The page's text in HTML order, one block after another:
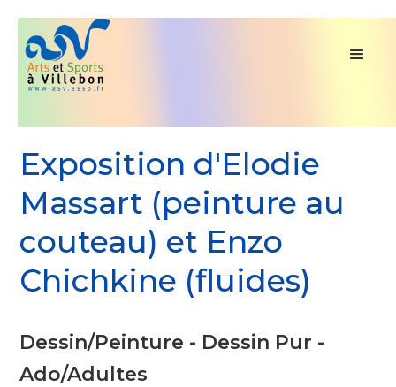
Exposition d'Elodie
Massart (peinture au
couteau) et Enzo
Chichkine (fluides)
Dessin/Peinture - Dessin Pur -
Ado/Adultes